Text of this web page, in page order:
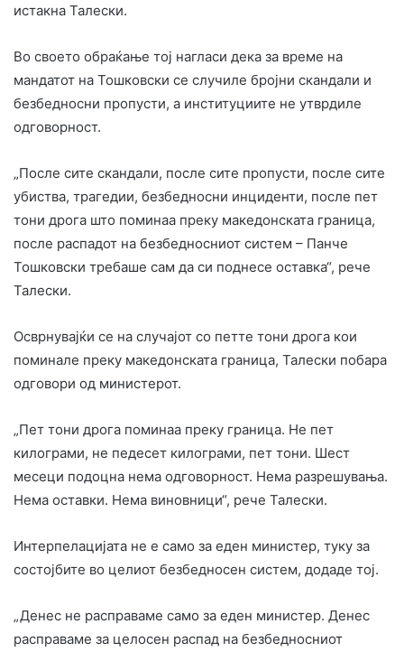
истакна Талески.
Во своето обраќање тој нагласи дека за време на
мандатот на Тошковски се случиле бројни скандали и
безбедносни пропусти, а институциите не утврдиле
одговорност.
„После сите скандали, после сите пропусти, после сите
убиства, трагедии, безбедносни инциденти, после пет
тони дрога што поминаа преку македонската граница,
после распадот на безбедносниот систем – Панче
Тошковски требаше сам да си поднесе оставка“, рече
Талески.
Осврнувајќи се на случајот со петте тони дрога кои
поминале преку македонската граница, Талески побара
одговори од министерот.
„Пет тони дрога поминаа преку граница. Не пет
килограми, не педесет килограми, пет тони. Шест
месеци подоцна нема одговорност. Нема разрешувања.
Нема оставки. Нема виновници“, рече Талески.
Интерпелацијата не е само за еден министер, туку за
состојбите во целиот безбедносен систем, додаде тој.
„Денес не расправаме само за еден министер. Денес
расправаме за целосен распад на безбедносниот